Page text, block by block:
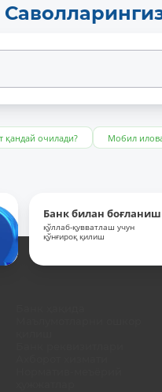
қандай очилади? Мобил
Банк билан боғланиш
қўллаб-қувватлаш учун
қўнғироқ қилиш